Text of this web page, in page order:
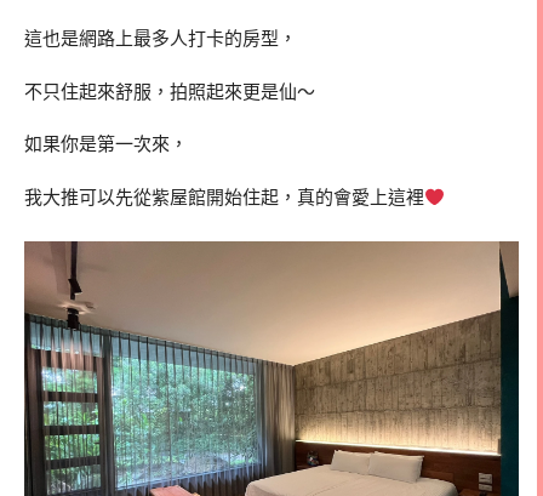
這也是網路上最多人打卡的房型，
不只住起來舒服，拍照起來更是仙～
如果你是第一次來，
我大推可以先從紫屋館開始住起，真的會愛上這裡